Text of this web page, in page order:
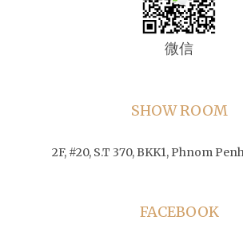
微信
SHOW ROOM
2F, #20, S.T 370, BKK1, Phnom
FACEBOOK